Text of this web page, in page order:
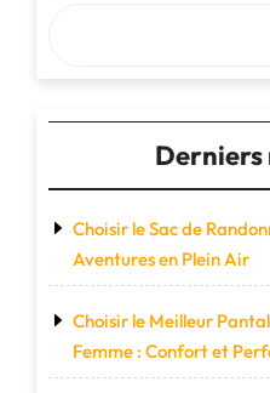
Derniers
Choisir le Sac de
Aventures en Plein Air
Choisir le Meilleur
Femme : Confort et